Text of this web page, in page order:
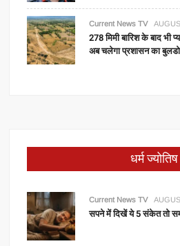
Current News TV
278 मिमी बारिश के बाद भी
अब चलेगा प्रशासन का
धर्म ज्योतिष
Current News TV
सपने में दिखें ये 5 संकेत तो